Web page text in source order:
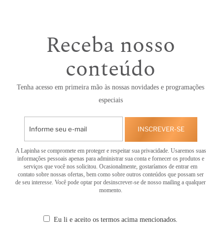
Receba nosso
conteúdo
Tenha acesso em primeira mão às nossas novidades e programações
especiais
INSCREVER-SE
A Lapinha se compromete em proteger e respeitar sua privacidade. Usaremos suas
informações pessoais apenas para administrar sua conta e fornecer os produtos e
serviços que você nos solicitou. Ocasionalmente, gostaríamos de entrar em
contato sobre nossas ofertas, bem como sobre outros conteúdos que possam ser
de seu interesse. Você pode optar por desinscrever-se de nosso mailing a qualquer
momento.
Eu li e aceito os termos acima mencionados.